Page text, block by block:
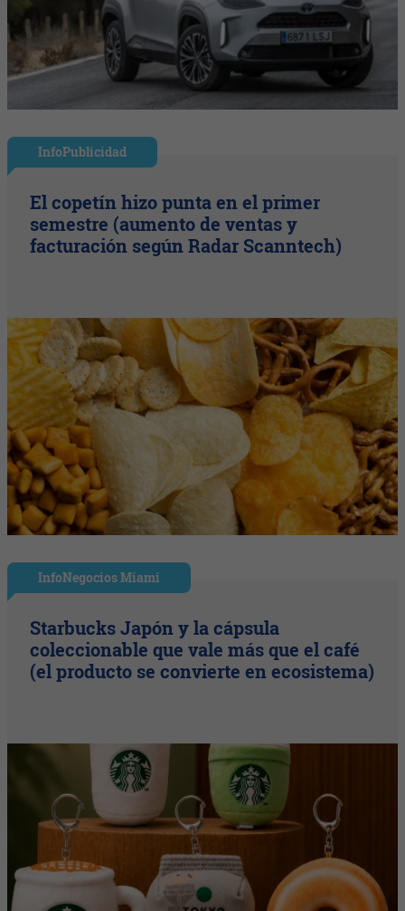
InfoPublicidad
El copetín hizo punta en el primer
semestre (aumento de ventas y
facturación según Radar Scanntech)
InfoNegocios Miami
Starbucks Japón y la cápsula
coleccionable que vale más que el café
(el producto se convierte en ecosistema)